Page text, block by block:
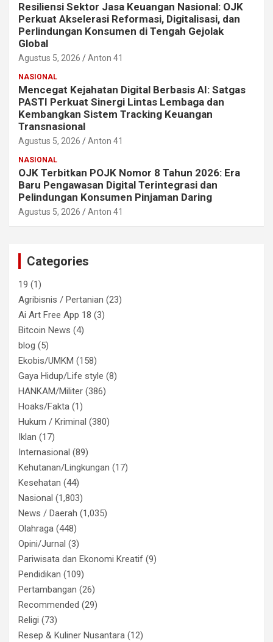
Resiliensi Sektor Jasa Keuangan Nasional: OJK
Perkuat Akselerasi Reformasi, Digitalisasi, dan
Perlindungan Konsumen di Tengah Gejolak
Global
Agustus 5, 2026 Anton 41
NASIONAL
Mencegat Kejahatan Digital Berbasis AI: Satgas
PASTI Perkuat Sinergi Lintas Lembaga dan
Kembangkan Sistem Tracking Keuangan
Transnasional
Agustus 5, 2026 Anton 41
NASIONAL
OJK Terbitkan POJK Nomor 8 Tahun 2026: Era
Baru Pengawasan Digital Terintegrasi dan
Pelindungan Konsumen Pinjaman Daring
Agustus 5, 2026 Anton 41
Categories
19 (1)
Agribisnis / Pertanian (23)
Ai Art Free App 18 (3)
Bitcoin News (4)
blog (5)
Ekobis/UMKM (158)
Gaya Hidup/Life style (8)
HANKAM/Militer (386)
Hoaks/Fakta (1)
Hukum / Kriminal (380)
Iklan (17)
Internasional (89)
Kehutanan/Lingkungan (17)
Kesehatan (44)
Nasional (1,803)
News / Daerah (1,035)
Olahraga (448)
Opini/Jurnal (3)
Pariwisata dan Ekonomi Kreatif (9)
Pendidikan (109)
Pertambangan (26)
Recommended (29)
Religi (73)
Resep & Kuliner Nusantara (12)